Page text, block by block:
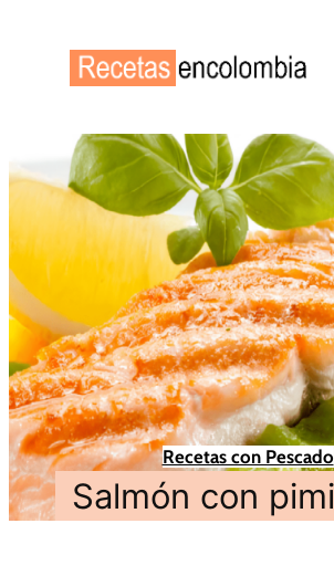
Recetas con Pescado
Salmón con